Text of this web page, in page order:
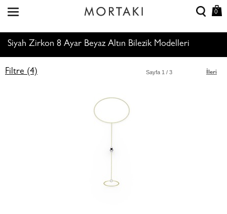
0
Siyah Zirkon 8 Ayar Beyaz Altın Bilezik Modelleri
Filtre (4) İleri
Sayfa 1 / 3